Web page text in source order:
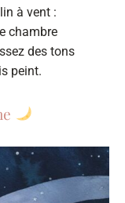
à vent :
chambre
des tons
peint.